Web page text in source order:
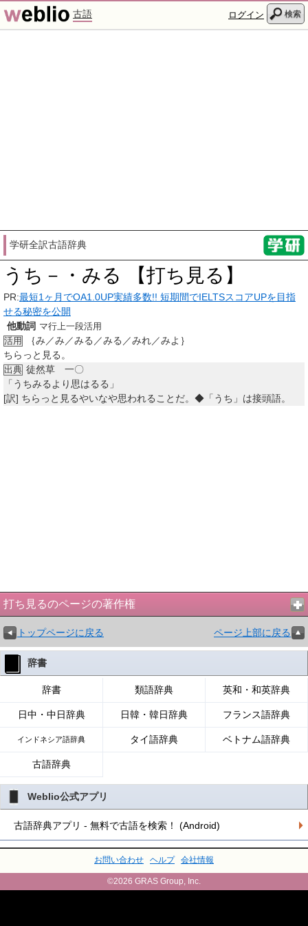
古語 ログイン 検索
学研全訳古語辞典
うち－・みる 【打ち見る】
PR:最短1ヶ月でOA1.0UP実績多数!! 短期間でIELTSスコアUPを目指
せる秘密を公開
他動詞 マ行上一段活用
活用
｛み／み／みる／みる／みれ／みよ｝
ちらっと見る。
出典 徒然草 一〇
「うちみるより思はるる」
[訳] ちらっと見るやいなや思われることだ。◆「うち」は接頭語。
打ち見るのページの著作権
トップページに戻る ページ上部に戻る
辞書
辞書 類語辞典 英和・和英辞典
日中・中日辞典 日韓・韓日辞典 フランス語辞典
インドネシア語辞典 タイ語辞典 ベトナム語辞典
古語辞典
Weblio公式アプリ
古語辞典アプリ - 無料で古語を検索！ (Android)
お問い合わせ ヘルプ 会社情報
©2026 GRAS Group, Inc.